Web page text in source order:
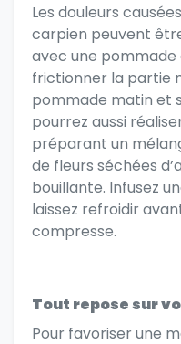
Les douleurs
carpien peuvent
avec une pommade
frictionner la partie
pommade matin et
pourrez aussi
préparant un
de fleurs séchées
bouillante. Infusez
laissez refroidir
compresse.
Tout repose sur
Pour favoriser une